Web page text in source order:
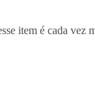
item é cada vez